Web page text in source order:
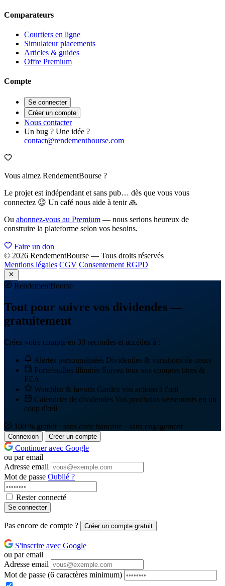
Comparateurs
Courtiers en ligne
Simulateur placements
Articles & guides
Offre Premium
Compte
Se connecter
Créer un compte
Nous contacter
Un bug ? Une idée ?
contact@rendementbourse.com
Vous aimez RendementBourse ?
Le projet est indépendant et sans pub… dès que vous vous
connectez 😉 Un café nous aide à tenir 🙏
Ou abonnez-vous au Premium — nous serions heureux de
construire la plateforme selon vos besoins.
Faire un don
© 2026 RendementBourse — Tous droits réservés
Mentions légales CGV Consentement RGPD
RendementBourse
Tout pour suivre vos dividendes —
gratuitement
Créez votre compte en 30 secondes et accédez à :
Alertes personnalisées Dividendes & variations de cours
Portefeuilles illimités Suivez tous vos comptes titres &
PEA
Watchlist & favoris Gardez vos actions à l'œil
Calendrier de dividendes Vos prochains versements en un
coup d'œil
100 % gratuit · sans carte bancaire · sans engagement
Connexion Créer un compte
Continuer avec Google
ou par email
Adresse email
Mot de passe Oublié ?
Rester connecté
Se connecter
Pas encore de compte ? Créer un compte gratuit
S'inscrire avec Google
ou par email
Adresse email
Mot de passe (6 caractères minimum)